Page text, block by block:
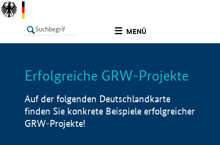
MENÜ
LISTE Info
Erfolgreiche GRW-Projekte
Auf der folgenden Deutschlandkarte
finden Sie konkrete Beispiele erfolgreicher
GRW-Projekte!